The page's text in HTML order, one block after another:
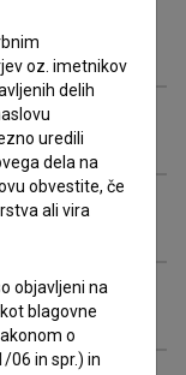
oz. imetnikov
delih
uredili
dela na
obvestite, če
ali vira
objavljeni na
blagovne
o
06 in spr.) in